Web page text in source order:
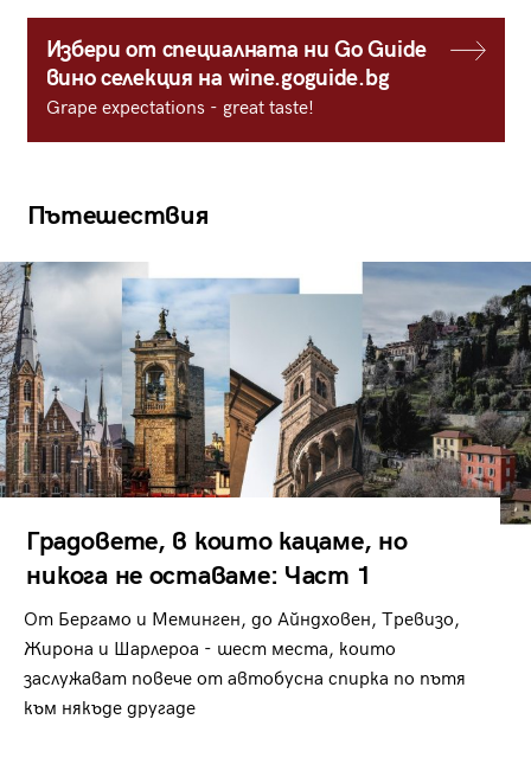
Избери от специалната ни Go Guide
вино селекция на wine.goguide.bg
Grape expectations - great taste!
Пътешествия
Градовете, в които кацаме, но
никога не оставаме: Част 1
От Бергамо и Меминген, до Айндховен, Тревизо,
Жирона и Шарлероа - шест места, които
заслужават повече от автобусна спирка по пътя
към някъде другаде